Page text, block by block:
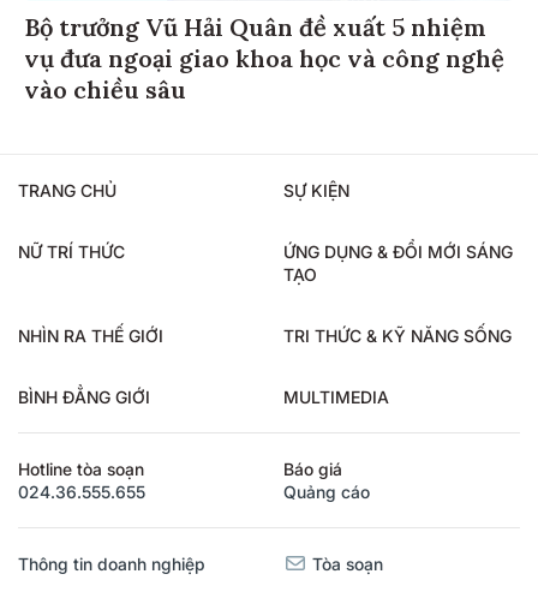
Bộ trưởng Vũ Hải Quân đề xuất 5 nhiệm
vụ đưa ngoại giao khoa học và công nghệ
vào chiều sâu
TRANG CHỦ SỰ KIỆN
NỮ TRÍ THỨC
ỨNG DỤNG & ĐỔI MỚI SÁNG
TẠO
NHÌN RA THẾ GIỚI TRI THỨC & KỸ NĂNG SỐNG
BÌNH ĐẲNG GIỚI MULTIMEDIA
Hotline tòa soạn
024.36.555.655
Báo giá
Quảng cáo
Thông tin doanh nghiệp Tòa soạn